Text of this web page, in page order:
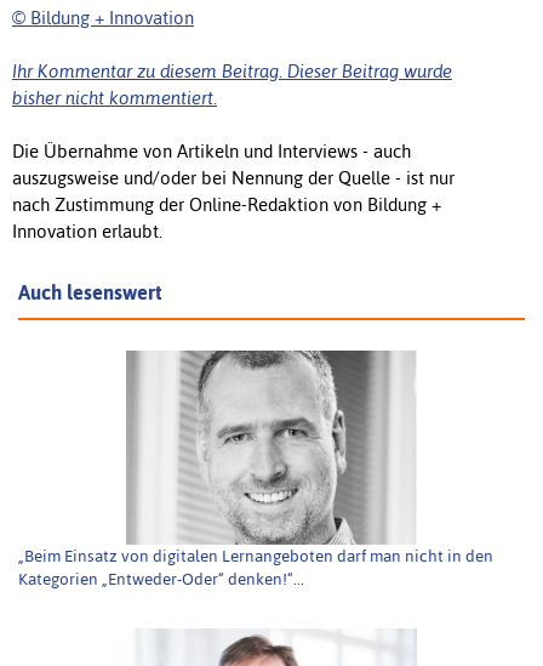
© Bildung + Innovation
Ihr Kommentar zu diesem Beitrag. Dieser Beitrag wurde
bisher nicht kommentiert.
Die Übernahme von Artikeln und Interviews - auch
auszugsweise und/oder bei Nennung der Quelle - ist nur
nach Zustimmung der Online-Redaktion von Bildung +
Innovation erlaubt.
Auch lesenswert
„Beim Einsatz von digitalen Lernangeboten darf man nicht in den
Kategorien „Entweder-Oder“ denken!“...